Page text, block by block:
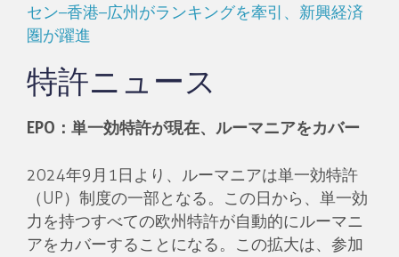
セン–香港–広州がランキングを牽引、新興経済
圏が躍進
特許ニュース
EPO：単一効特許が現在、ルーマニアをカバー
2024年9月1日より、ルーマニアは単一効特許
（UP）制度の一部となる。この日から、単一効
力を持つすべての欧州特許が自動的にルーマニ
アをカバーすることになる。この拡大は、参加